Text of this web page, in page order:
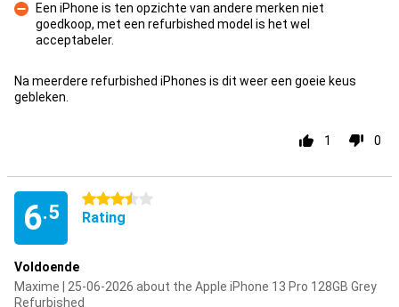
Een iPhone is ten opzichte van andere merken niet
goedkoop, met een refurbished model is het wel
acceptabeler.
Na meerdere refurbished iPhones is dit weer een goeie keus
gebleken.
1 0
6.5
3.5 stars
Rating
Voldoende
Maxime | 25-06-2026 about the Apple iPhone 13 Pro 128GB Grey
Refurbished